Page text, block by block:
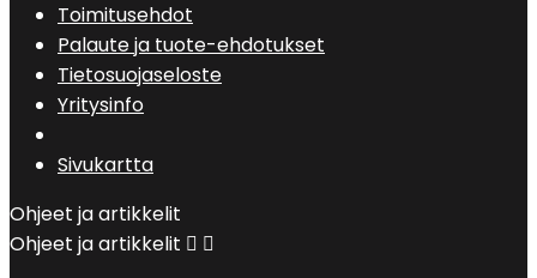
Toimitusehdot
Palaute ja tuote-ehdotukset
Tietosuojaseloste
Yritysinfo
Sivukartta
Ohjeet ja artikkelit
Ohjeet ja artikkelit  